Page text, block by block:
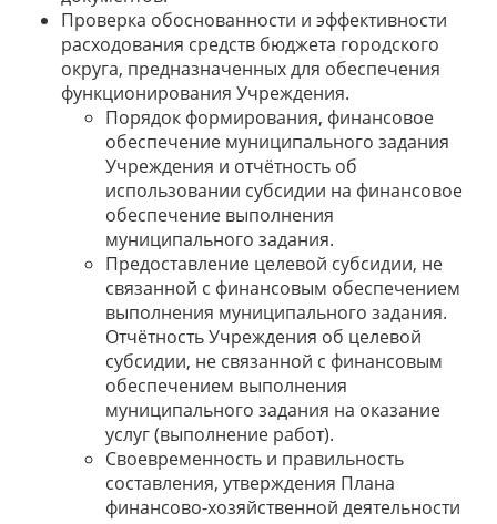
Проверка обоснованности и эффективности
расходования средств бюджета городского
округа, предназначенных для обеспечения
функционирования Учреждения.
Порядок формирования, финансовое
обеспечение муниципального задания
Учреждения и отчётность об
использовании субсидии на финансовое
обеспечение выполнения
муниципального задания.
Предоставление целевой субсидии, не
связанной с финансовым обеспечением
выполнения муниципального задания.
Отчётность Учреждения об целевой
субсидии, не связанной с финансовым
обеспечением выполнения
муниципального задания на оказание
услуг (выполнение работ).
Своевременность и правильность
составления, утверждения Плана
финансово-хозяйственной деятельности